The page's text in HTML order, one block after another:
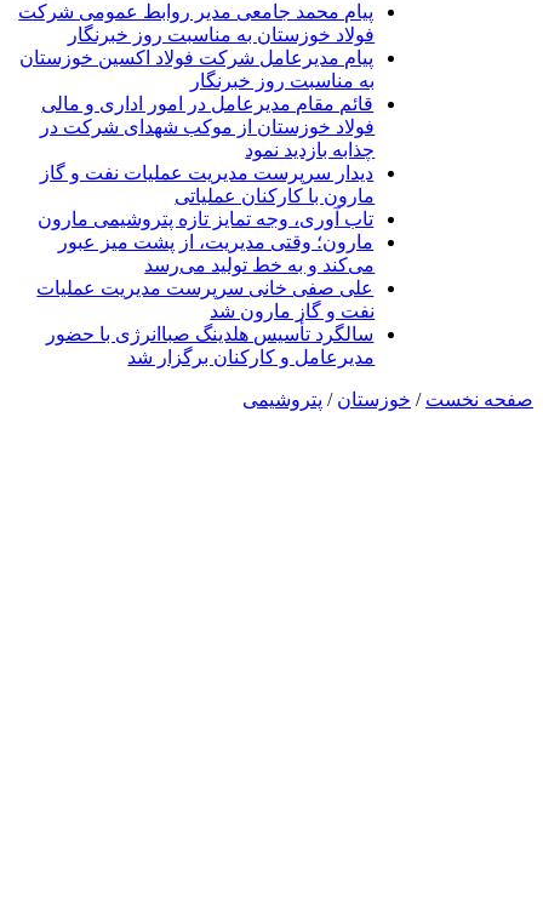
پیام محمد جامعی مدیر روابط عمومی شرکت
فولاد خوزستان به مناسبت روز خبرنگار
پیام مدیرعامل شرکت فولاد اکسین خوزستان
به مناسبت روز خبرنگار
قائم مقام مدیرعامل در امور اداری و مالی
فولاد خوزستان از موکب شهدای شرکت در
چذابه بازدید نمود
دیدار سرپرست مدیریت عملیات نفت و گاز
مارون با کارکنان عملیاتی
تاب آوری، وجه تمایز تازه پتروشیمی مارون
مارون؛ وقتی مدیریت، از پشت میز عبور
می‌کند و به خط تولید می‌رسد
علی صفی خانی سرپرست مدیریت عملیات
نفت و گاز مارون شد
سالگرد تأسیس هلدینگ صباانرژی با حضور
مدیرعامل و کارکنان برگزار شد
صفحه نخست / خوزستان / پتروشیمی